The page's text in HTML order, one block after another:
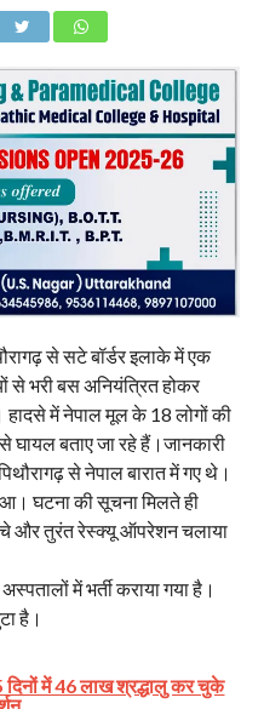
से सटे बॉर्डर इलाके में एक
से भरी बस अनियंत्रित होकर
हादसे में नेपाल मूल के 18 लोगों की
घायल बताए जा रहे हैं।जानकारी
से नेपाल बारात में गए थे।
घटना की सूचना मिलते ही
और तुरंत रेस्क्यू ऑपरेशन चलाया
में भर्ती कराया गया है।
है।
दिनों में 46 लाख श्रद्धालु कर चुके